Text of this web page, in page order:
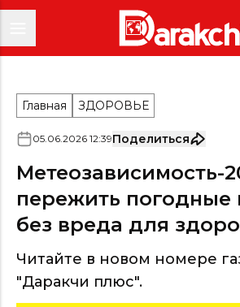
Главная ЗДОРОВЬЕ
05.06.2026 12:39Поделиться
Метеозависимость-
пережить погодные
без вреда для
Читайте в новом номере
"Даракчи плюс".